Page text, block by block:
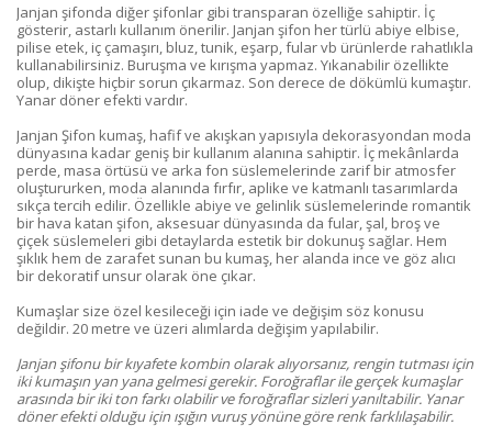
Janjan şifonda diğer şifonlar gibi transparan özelliğe sahiptir. İç
gösterir, astarlı kullanım önerilir. Janjan şifon her türlü abiye elbise,
pilise etek, iç çamaşırı, bluz, tunik, eşarp, fular vb ürünlerde rahatlıkla
kullanabilirsiniz. Buruşma ve kırışma yapmaz. Yıkanabilir özellikte
olup, dikişte hiçbir sorun çıkarmaz. Son derece de dökümlü kumaştır.
Yanar döner efekti vardır.
Janjan Şifon kumaş, hafif ve akışkan yapısıyla dekorasyondan moda
dünyasına kadar geniş bir kullanım alanına sahiptir. İç mekânlarda
perde, masa örtüsü ve arka fon süslemelerinde zarif bir atmosfer
oluştururken, moda alanında fırfır, aplike ve katmanlı tasarımlarda
sıkça tercih edilir. Özellikle abiye ve gelinlik süslemelerinde romantik
bir hava katan şifon, aksesuar dünyasında da fular, şal, broş ve
çiçek süslemeleri gibi detaylarda estetik bir dokunuş sağlar. Hem
şıklık hem de zarafet sunan bu kumaş, her alanda ince ve göz alıcı
bir dekoratif unsur olarak öne çıkar.
Kumaşlar size özel kesileceği için iade ve değişim söz konusu
değildir. 20 metre ve üzeri alımlarda değişim yapılabilir.
Janjan şifonu bir kıyafete kombin olarak alıyorsanız, rengin tutması için
iki kumaşın yan yana gelmesi gerekir. Foroğraflar ile gerçek kumaşlar
arasında bir iki ton farkı olabilir ve foroğraflar sizleri yanıltabilir. Yanar
döner efekti olduğu için ışığın vuruş yönüne göre renk farklılaşabilir.